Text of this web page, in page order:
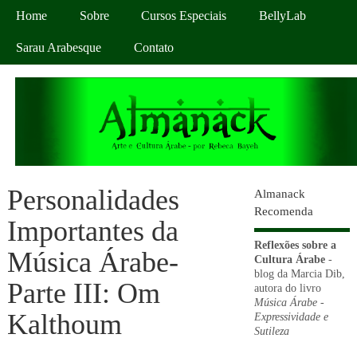
Home Sobre Cursos Especiais BellyLab
Sarau Arabesque Contato
Personalidades
Importantes da
Música Árabe-
Parte III: Om
Kalthoum
Almanack
Recomenda
Reflexões sobre a
Cultura Árabe-
blog da Marcia Dib,
autora do livro
Música Árabe -
Expressividade e
Sutileza